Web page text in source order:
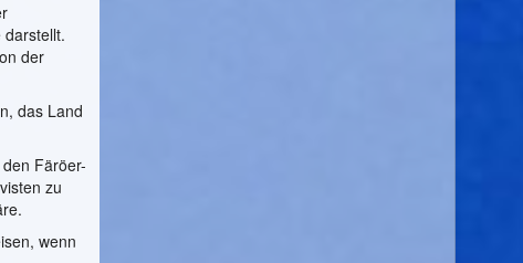
der
das Land
Färöer-
zu
wenn